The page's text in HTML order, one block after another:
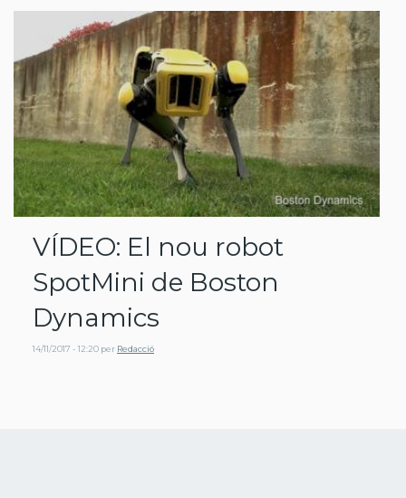
VÍDEO: El nou robot
SpotMini de Boston
Dynamics
14/11/2017 - 12:20 per Redacció